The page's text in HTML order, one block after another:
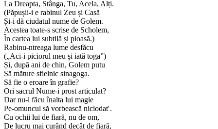
La Dreapta, Stânga, Tu, Acela, Alți.
(Păpușii-i e rabinul Zeu și Casă
Și-i dă ciudatul nume de Golem.
Acestea toate-s scrise de Scholem,
În cartea lui subtilă și pioasă.)
Rabinu-ntreaga lume desfăcu
(„Aci-i piciorul meu și iată toga”)
Și, după ani de chin, Golem putu
Să măture sfielnic sinagoga.
Să fie o eroare în grafie?
Ori sacrul Nume-i prost articulat?
Dar nu-l făcu înalta lui magie
Pe-omuncul să vorbească niciodat′.
Cu ochii lui de fiară, nu de om,
De lucru mai curând decât de fiară,